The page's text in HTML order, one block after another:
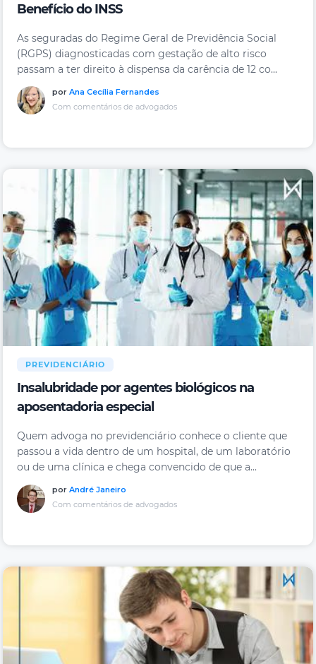
Benefício do INSS
As seguradas do Regime Geral de Previdência Social
(RGPS) diagnosticadas com gestação de alto risco
passam a ter direito à dispensa da carência de 12 co...
por Ana Cecília Fernandes
Com comentários de advogados
PREVIDENCIÁRIO
Insalubridade por agentes biológicos na
aposentadoria especial
Quem advoga no previdenciário conhece o cliente que
passou a vida dentro de um hospital, de um laboratório
ou de uma clínica e chega convencido de que a...
por André Janeiro
Com comentários de advogados